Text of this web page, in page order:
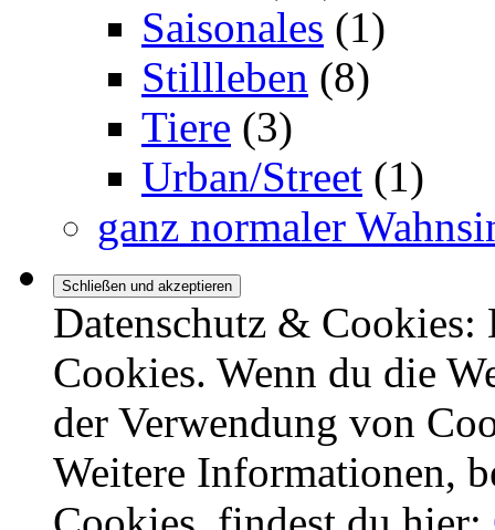
Saisonales (1)
Stillleben (8)
Tiere (3)
Urban/Street (1)
ganz normaler
Datenschutz & Cookies:
Cookies. Wenn du die
der Verwendung von
Weitere Informationen,